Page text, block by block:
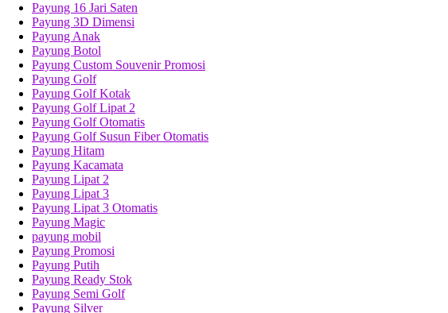
Payung 16 Jari Saten
Payung 3D Dimensi
Payung Anak
Payung Botol
Payung Custom Souvenir Promosi
Payung Golf
Payung Golf Kotak
Payung Golf Lipat 2
Payung Golf Otomatis
Payung Golf Susun Fiber Otomatis
Payung Hitam
Payung Kacamata
Payung Lipat 2
Payung Lipat 3
Payung Lipat 3 Otomatis
Payung Magic
payung mobil
Payung Promosi
Payung Putih
Payung Ready Stok
Payung Semi Golf
Payung Silver